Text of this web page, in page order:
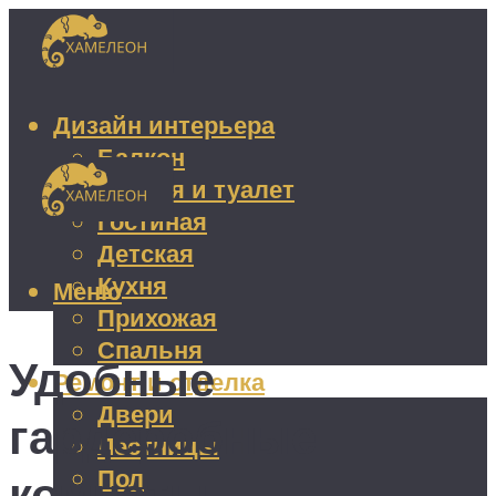
Дизайн интерьера
Балкон
Ванная и туалет
Гостиная
Детская
Кухня
Прихожая
Спальня
Ремонт и отделка
Двери
Лестницы
Пол
Меню
Удобные
гардеробные